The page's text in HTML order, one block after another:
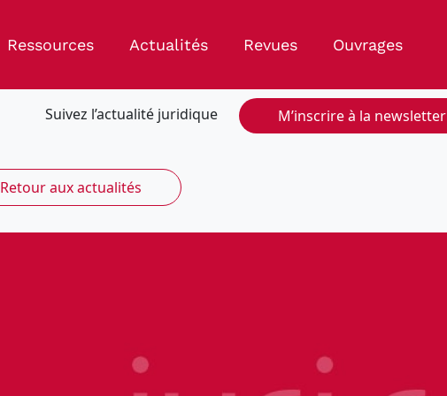
Ressources Actualités Revues Ouvrages
Suivez l’actualité juridique M’inscrire à la newsletter
Retour aux actualités